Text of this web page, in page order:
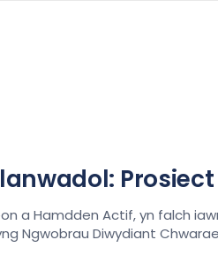
a Hamdden Actif, yn falch
Ngwobrau Diwydiant